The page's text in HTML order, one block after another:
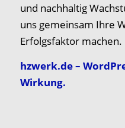
und nachhaltig
uns gemeinsam Ihre
Erfolgsfaktor machen.
hzwerk.de –
Wirkung.